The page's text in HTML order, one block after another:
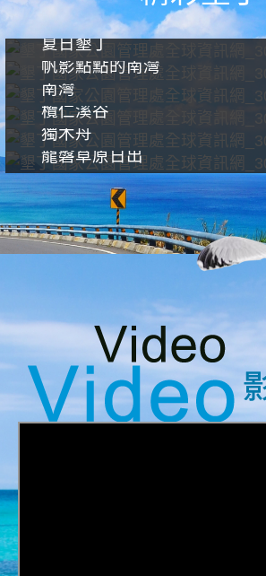
夏日墾丁
帆影點點的南灣
南灣
欖仁溪谷
獨木舟
龍磐草原日出